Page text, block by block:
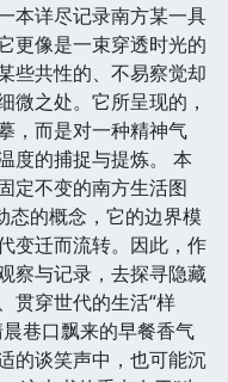
本详尽记录南方某一具
更像是一束穿透时光的
些共性的、不易察觉却
微之处。它所呈现的，
，而是对一种精神气
度的捕捉与提炼。 本
定不变的南方生活图
态的概念，它的边界模
变迁而流转。因此，作
察与记录，去探寻隐藏
贯穿世代的生活“样
巷口飘来的早餐香气
的谈笑声中，也可能沉